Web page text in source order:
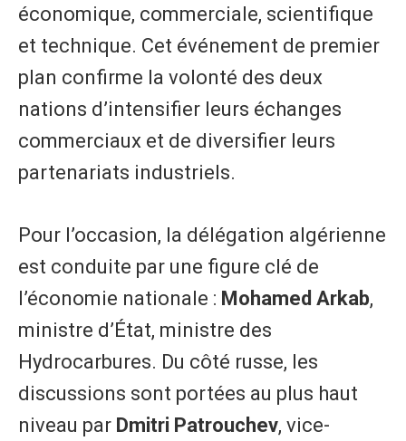
économique, commerciale, scientifique
et technique. Cet événement de premier
plan confirme la volonté des deux
nations d’intensifier leurs échanges
commerciaux et de diversifier leurs
partenariats industriels.
Pour l’occasion, la délégation algérienne
est conduite par une figure clé de
l’économie nationale : Mohamed Arkab,
ministre d’État, ministre des
Hydrocarbures. Du côté russe, les
discussions sont portées au plus haut
niveau par Dmitri Patrouchev, vice-